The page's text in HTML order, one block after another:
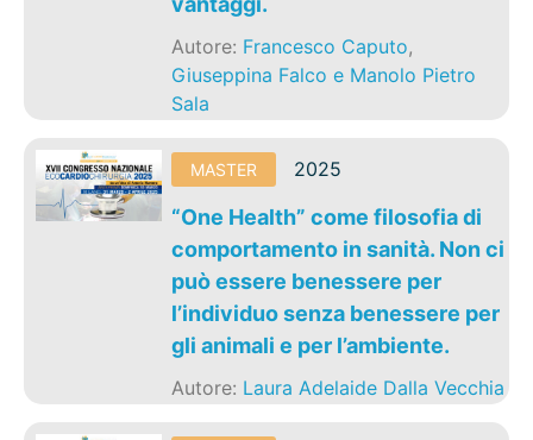
Autore: Francesco Caputo,
Giuseppina Falco e Manolo Pietro
Sala
MASTER 2025
“One Health” come filosofia di
comportamento in sanità. Non ci
può essere benessere per
l’individuo senza benessere per
gli animali e per l’ambiente.
Autore: Laura Adelaide Dalla Vecchia